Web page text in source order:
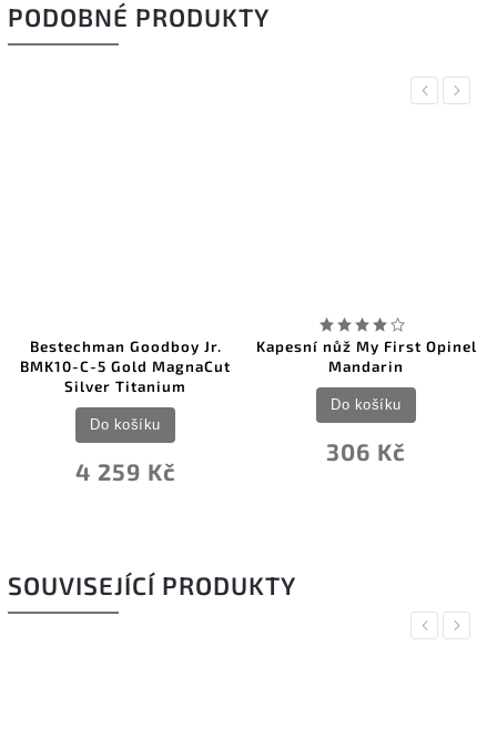
PODOBNÉ PRODUKTY
Previous
Bestechman Goodboy Jr.
BMK10-C-5 Gold MagnaCut
Silver Titanium
4 259 Kč
Do košíku
Kapesní nůž My First Opinel
Mandarin
306 Kč
Do košíku
Next
SOUVISEJÍCÍ PRODUKTY
Previous
Next